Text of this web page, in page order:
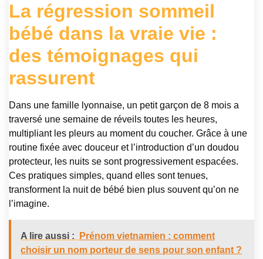
La régression sommeil
bébé dans la vraie vie :
des témoignages qui
rassurent
Dans une famille lyonnaise, un petit garçon de 8 mois a
traversé une semaine de réveils toutes les heures,
multipliant les pleurs au moment du coucher. Grâce à une
routine fixée avec douceur et l’introduction d’un doudou
protecteur, les nuits se sont progressivement espacées.
Ces pratiques simples, quand elles sont tenues,
transforment la nuit de bébé bien plus souvent qu’on ne
l’imagine.
A lire aussi :
Prénom vietnamien : comment
choisir un nom porteur de sens pour son enfant ?